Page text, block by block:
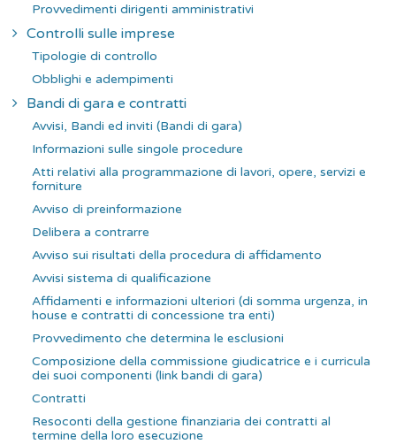
Provvedimenti dirigenti amministrativi
Controlli sulle imprese
Tipologie di controllo
Obblighi e adempimenti
Bandi di gara e contratti
Avvisi, Bandi ed inviti (Bandi di gara)
Informazioni sulle singole procedure
Atti relativi alla programmazione di lavori, opere, servizi e
forniture
Avviso di preinformazione
Delibera a contrarre
Avviso sui risultati della procedura di affidamento
Avvisi sistema di qualificazione
Affidamenti e informazioni ulteriori (di somma urgenza, in
house e contratti di concessione tra enti)
Provvedimento che determina le esclusioni
Composizione della commissione giudicatrice e i curricula
dei suoi componenti (link bandi di gara)
Contratti
Resoconti della gestione finanziaria dei contratti al
termine della loro esecuzione